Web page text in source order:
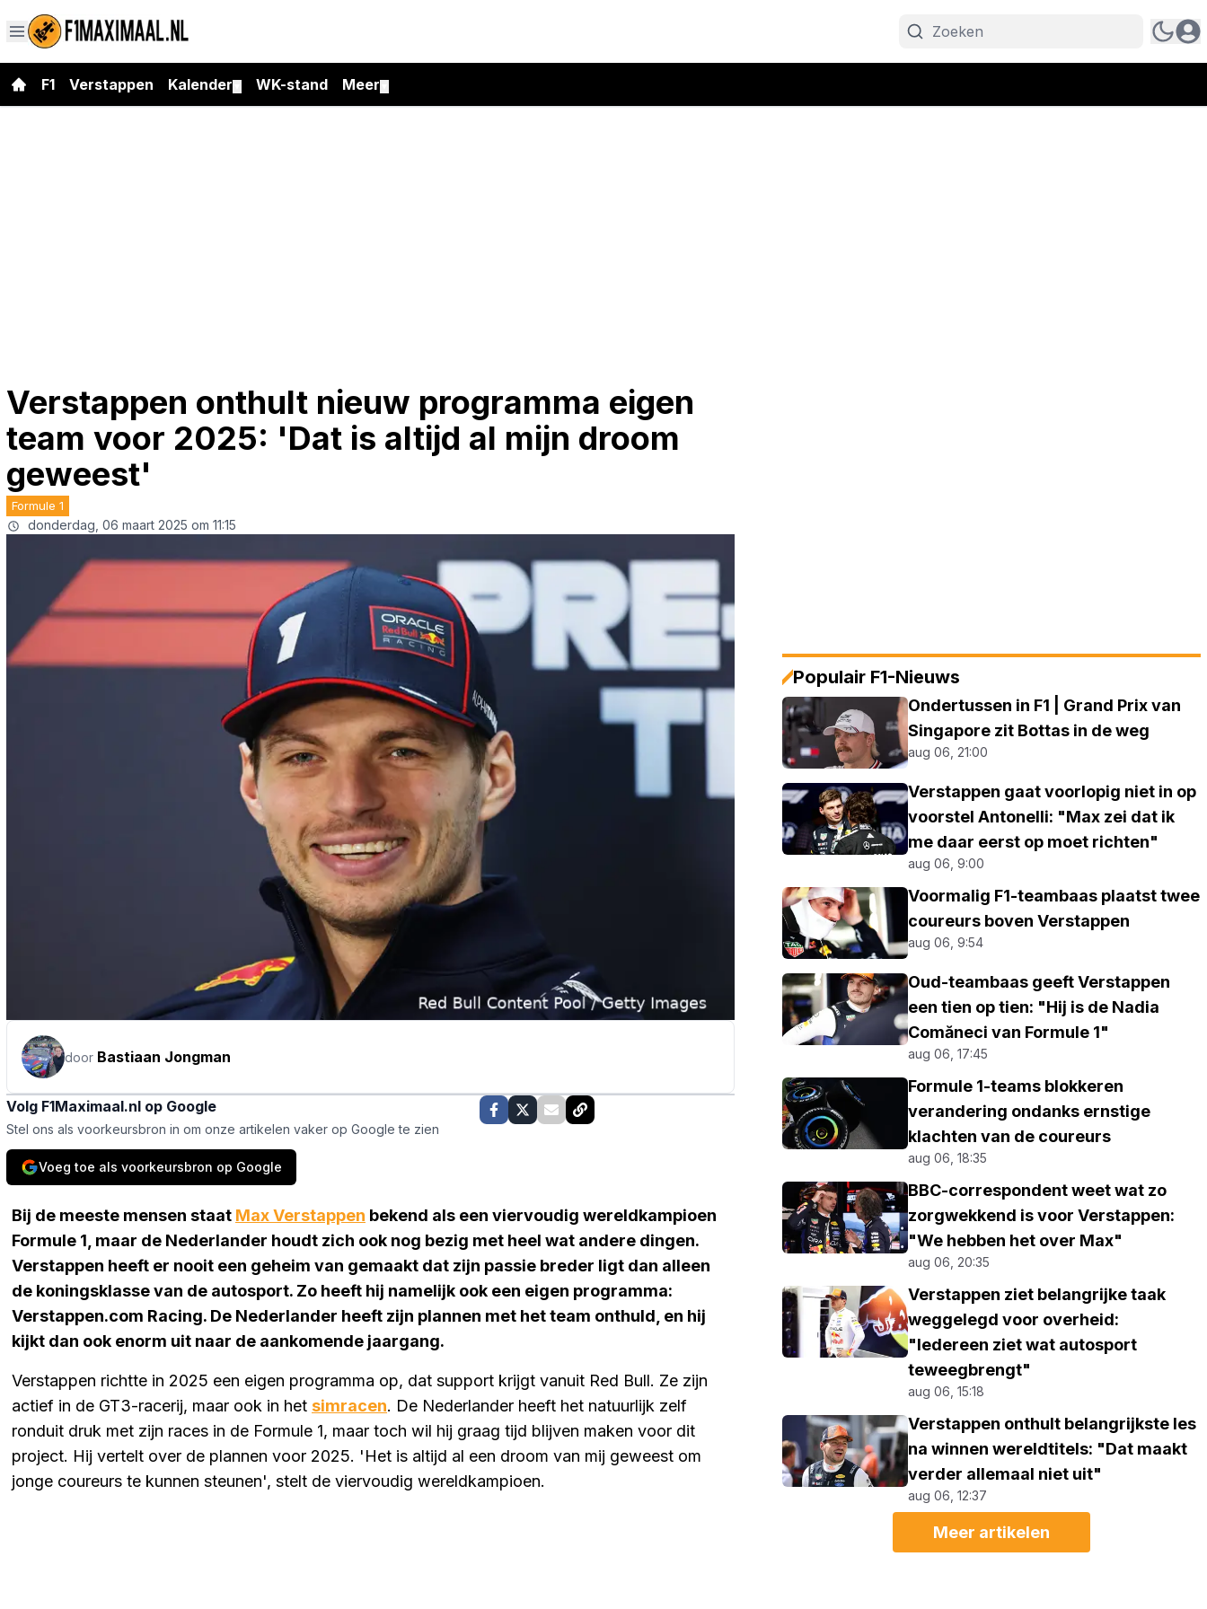
F1 Verstappen Kalender WK-stand Meer
Verstappen onthult nieuw programma eigen
team voor 2025: 'Dat is altijd al mijn droom
geweest'
Formule 1
donderdag, 06 maart 2025 om 11:15
door Bastiaan Jongman
Volg F1Maximaal.nl op Google
Stel ons als voorkeursbron in om onze artikelen vaker op Google te zien
Voeg toe als voorkeursbron op Google
Bij de meeste mensen staat Max Verstappen bekend als een viervoudig wereldkampioen
Formule 1, maar de Nederlander houdt zich ook nog bezig met heel wat andere dingen.
Verstappen heeft er nooit een geheim van gemaakt dat zijn passie breder ligt dan alleen
de koningsklasse van de autosport. Zo heeft hij namelijk ook een eigen programma:
Verstappen.com Racing. De Nederlander heeft zijn plannen met het team onthuld, en hij
kijkt dan ook enorm uit naar de aankomende jaargang.
Verstappen richtte in 2025 een eigen programma op, dat support krijgt vanuit Red Bull. Ze zijn
actief in de GT3-racerij, maar ook in het simracen. De Nederlander heeft het natuurlijk zelf
ronduit druk met zijn races in de Formule 1, maar toch wil hij graag tijd blijven maken voor dit
project. Hij vertelt over de plannen voor 2025. 'Het is altijd al een droom van mij geweest om
jonge coureurs te kunnen steunen', stelt de viervoudig wereldkampioen.
Populair F1-Nieuws
Ondertussen in F1 | Grand Prix van
Singapore zit Bottas in de weg
aug 06, 21:00
Verstappen gaat voorlopig niet in op
voorstel Antonelli: "Max zei dat ik
me daar eerst op moet richten"
aug 06, 9:00
Voormalig F1-teambaas plaatst twee
coureurs boven Verstappen
aug 06, 9:54
Oud-teambaas geeft Verstappen
een tien op tien: "Hij is de Nadia
Comăneci van Formule 1"
aug 06, 17:45
Formule 1-teams blokkeren
verandering ondanks ernstige
klachten van de coureurs
aug 06, 18:35
BBC-correspondent weet wat zo
zorgwekkend is voor Verstappen:
"We hebben het over Max"
aug 06, 20:35
Verstappen ziet belangrijke taak
weggelegd voor overheid:
"Iedereen ziet wat autosport
teweegbrengt"
aug 06, 15:18
Verstappen onthult belangrijkste les
na winnen wereldtitels: "Dat maakt
verder allemaal niet uit"
aug 06, 12:37
Meer artikelen